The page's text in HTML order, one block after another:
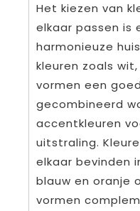
Het kiezen van
elkaar passen is
harmonieuze
kleuren zoals
vormen een
gecombineerd
accentkleuren
uitstraling.
elkaar bevinden
blauw en oranje
vormen